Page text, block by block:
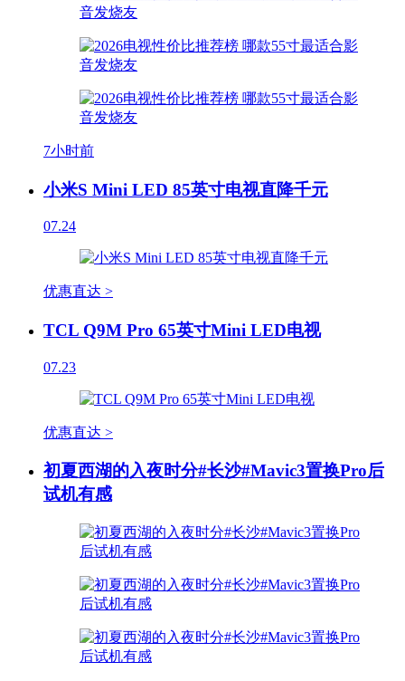
7小时前
小米S Mini LED 85英寸电视直降千元
07.24
优惠直达 >
TCL Q9M Pro 65英寸Mini LED电视
07.23
优惠直达 >
初夏西湖的入夜时分#长沙#Mavic3置换Pro后
试机有感